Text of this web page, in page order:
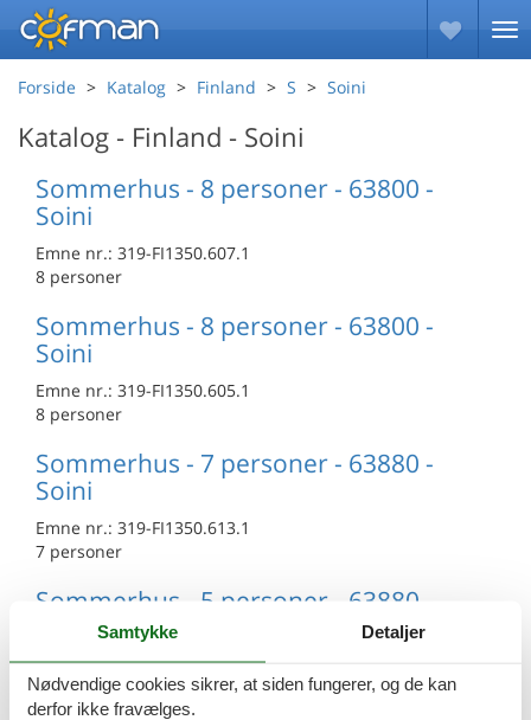
Forside Katalog Finland S Soini
Katalog - Finland - Soini
Sommerhus - 8 personer - 63800 -
Soini
Emne nr.: 319-FI1350.607.1
8 personer
Sommerhus - 8 personer - 63800 -
Soini
Emne nr.: 319-FI1350.605.1
8 personer
Sommerhus - 7 personer - 63880 -
Soini
Emne nr.: 319-FI1350.613.1
7 personer
Sommerhus - 5 personer - 63880 -
Emne nr.:319-FI1350.611.1
5 personer
Samtykke Detaljer
Nødvendige cookies sikrer, at siden fungerer, og de kan
derfor ikke fravælges.